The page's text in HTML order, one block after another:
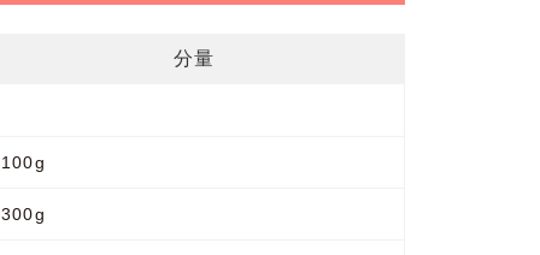
分量
100g
300g